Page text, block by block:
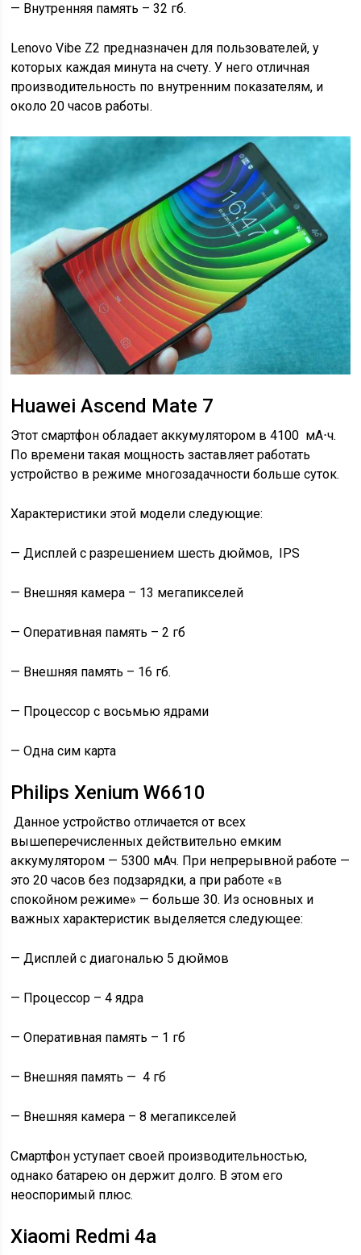
— Внутренняя память – 32 гб.
Lenovo Vibe Z2 предназначен для пользователей, у
которых каждая минута на счету. У него отличная
производительность по внутренним показателям, и
около 20 часов работы.
Huawei Ascend Mate 7
Этот смартфон обладает аккумулятором в 4100 мА⋅ч.
По времени такая мощность заставляет работать
устройство в режиме многозадачности больше суток.
Характеристики этой модели следующие:
— Дисплей с разрешением шесть дюймов, IPS
— Внешняя камера – 13 мегапикселей
— Оперативная память – 2 гб
— Внешняя память – 16 гб.
— Процессор с восьмью ядрами
— Одна сим карта
Philips Xenium W6610
Данное устройство отличается от всех
вышеперечисленных действительно емким
аккумулятором — 5300 мАч. При непрерывной работе —
это 20 часов без подзарядки, а при работе «в
спокойном режиме» — больше 30. Из основных и
важных характеристик выделяется следующее:
— Дисплей с диагональю 5 дюймов
— Процессор – 4 ядра
— Оперативная память – 1 гб
— Внешняя память — 4 гб
— Внешняя камера – 8 мегапикселей
Смартфон уступает своей производительностью,
однако батарею он держит долго. В этом его
неоспоримый плюс.
Xiaomi Redmi 4a